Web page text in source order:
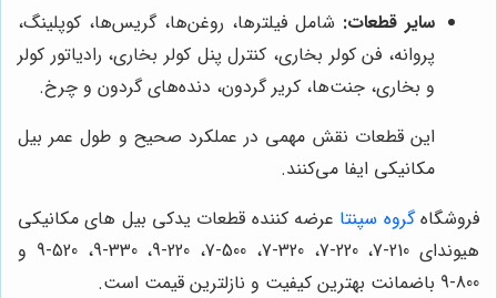
سایر قطعات: شامل فیلترها، روغن‌ها، گریس‌ها، کوپلینگ،
پروانه، فن کولر بخاری، کنترل پنل کولر بخاری، رادیاتور کولر
و بخاری، جنت‌ها، کریر گردون، دنده‌های گردون و چرخ.
این قطعات نقش مهمی در عملکرد صحیح و طول عمر بیل
مکانیکی ایفا می‌کنند.
فروشگاهگروه سپنتا عرضه کننده قطعات یدکی بیل های مکانیکی
هیوندای 210-7، 220-7، 320-7، 500-7، 220-9، 330-9، 520-9 و
800-9 باضمانت بهترین کیفیت و نازلترین قیمت است.